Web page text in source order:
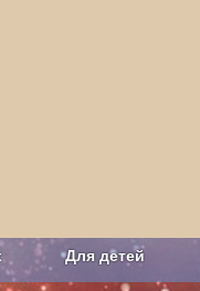
Для детей